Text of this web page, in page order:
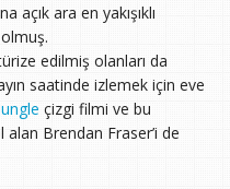
açık ara en yakışıklı
edilmiş olanları da
saatinde izlemek için eve
çizgi filmi ve bu
Brendan Fraser’i de